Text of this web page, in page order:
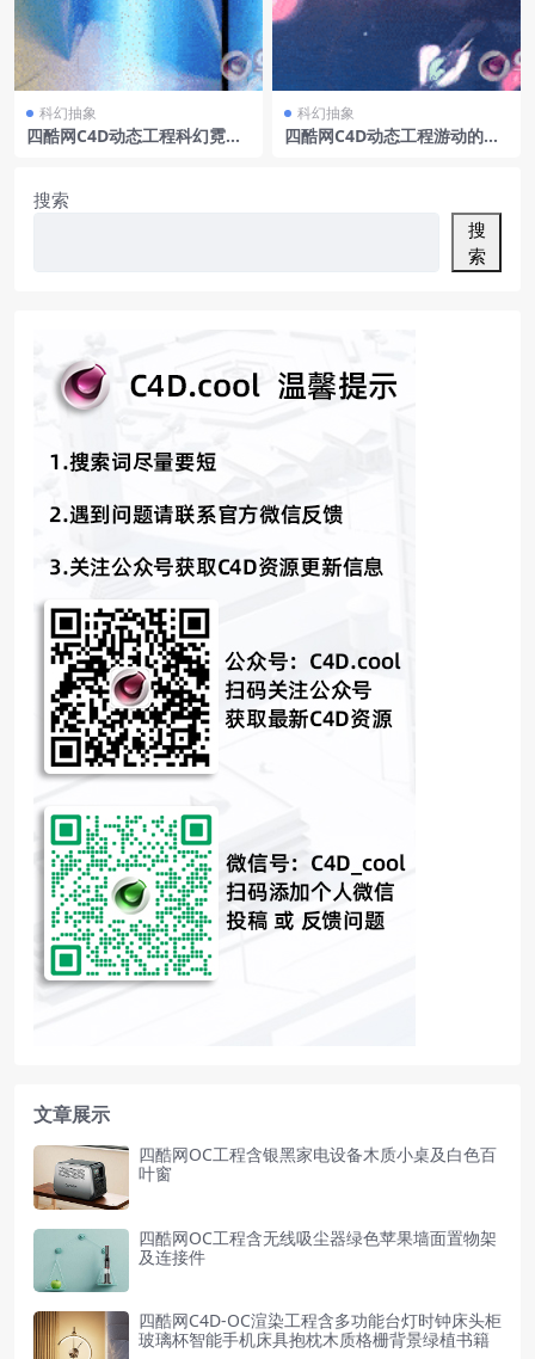
科幻抽象
四酷网C4D动态工程科幻霓虹
科幻抽象
四酷网C4D动态工程游动的水
搜索
搜
索
文章展示
四酷网OC工程含银黑家电设备木质小桌及白色百
叶窗
四酷网OC工程含无线吸尘器绿色苹果墙面置物架
及连接件
四酷网C4D-OC渲染工程含多功能台灯时钟床头柜
玻璃杯智能手机床具抱枕木质格栅背景绿植书籍